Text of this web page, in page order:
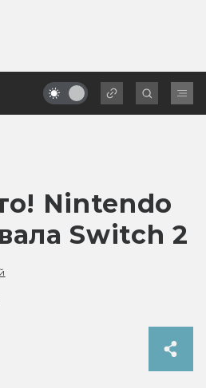
Nintendo
Switch 2